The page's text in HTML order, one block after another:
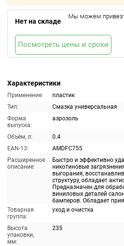
Характеристики
Применение:
пластик
Тип:
Смазка универсальная
Форма
выпуска:
аэрозоль
Объём, л:
0.4
EAN-13:
AMDFC755
Расширенное
описание:
Быстро и эффективно
никотиновые
выгорания,
структуру, обладает
Предназначен для
виниловых деталей
бамперов. Обладает
Товарная
группа:
уход и очистка
Высота
упаковки,
мм:
235
Нет на складе
Мы можем
Посмотреть цены и сроки